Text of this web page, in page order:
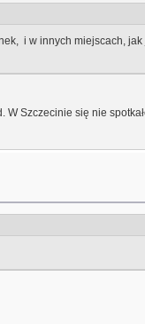
i w innych miejscach,
Szczecinie się nie